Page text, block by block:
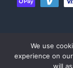
Explore
agréée par
We use
experience on
will